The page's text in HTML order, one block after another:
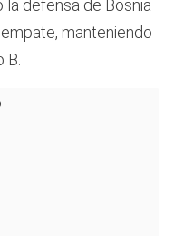
la defensa de Bosnia
manteniendo
B.